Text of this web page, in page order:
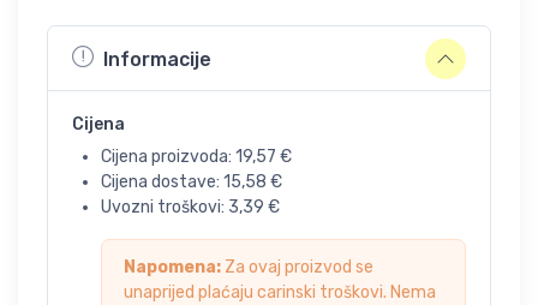
Informacije
Cijena
Cijena proizvoda: 19,57 €
Cijena dostave: 15,58 €
Uvozni troškovi: 3,39 €
Napomena: Za ovaj proizvod se
unaprijed plaćaju carinski troškovi. Nema